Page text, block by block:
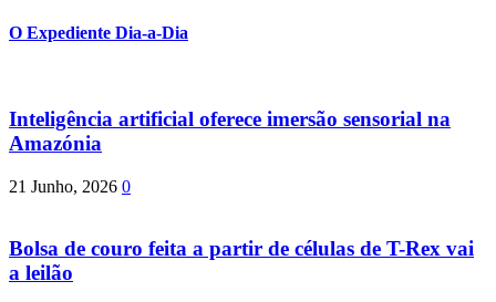
O Expediente Dia-a-Dia
Inteligência artificial oferece imersão sensorial na
Amazónia
21 Junho, 2026 0
Bolsa de couro feita a partir de células de T-Rex vai
a leilão